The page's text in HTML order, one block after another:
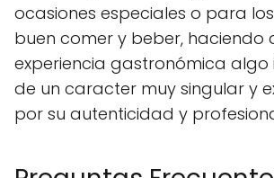
ocasiones especiales o para
buen comer y beber, haciendo
experiencia gastronómica algo
de un caracter muy singular y
por su autenticidad y